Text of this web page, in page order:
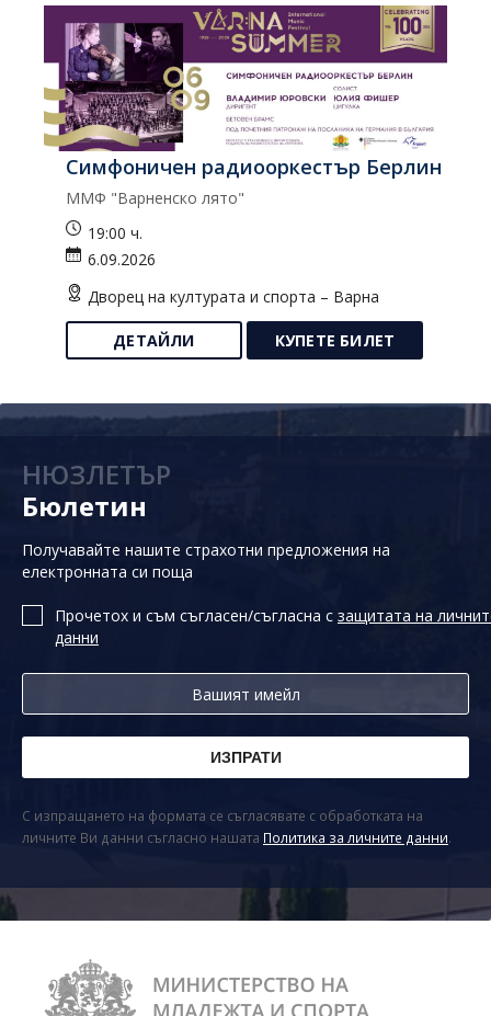
Симфоничен радиооркестър Берлин
ММФ "Варненско лято"
19:00 ч.
6.09.2026
Дворец на културата и спорта – Варна
ДЕТАЙЛИ КУПЕТЕ БИЛЕТ
НЮЗЛЕТЪР
Бюлетин
Получавайте нашите страхотни предложения на
електронната си поща
Прочетох и съм съгласен/съгласна с защитата на
данни
С изпращането на формата се съгласявате с обработката на
личните Ви данни съгласно нашата Политика за личните данни.